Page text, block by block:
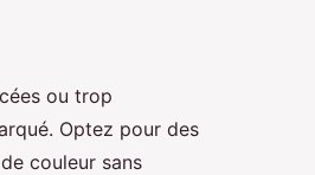
ou trop
Optez pour des
couleur sans